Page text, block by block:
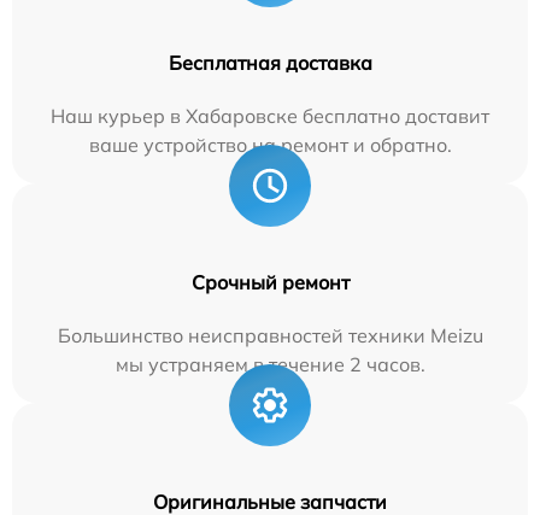
Бесплатная доставка
Наш курьер в Хабаровске бесплатно доставит
ваше устройство на ремонт и обратно.
Срочный ремонт
Большинство неисправностей техники Meizu
мы устраняем в течение 2 часов.
Оригинальные запчасти